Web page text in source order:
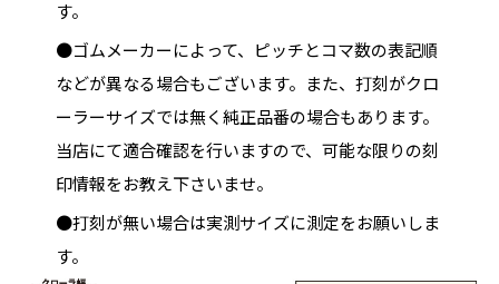
す。
●ゴムメーカーによって、ピッチとコマ数の表記順
などが異なる場合もございます。また、打刻がクロ
ーラーサイズでは無く純正品番の場合もあります。
当店にて適合確認を行いますので、可能な限りの刻
印情報をお教え下さいませ。
●打刻が無い場合は実測サイズに測定をお願いしま
す。